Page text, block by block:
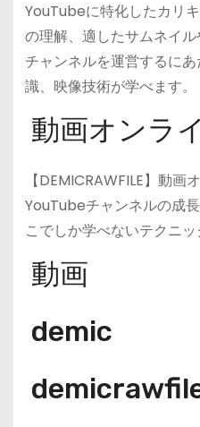
YouTubeに特化したカリ
の理解、適したサムネイ
チャンネルを運営するに
識、映像技術が学べます。
動画オンラ
【DEMICRAWFILE】動画
YouTubeチャンネルの成
こでしか学べないテクニッ
動画
demic